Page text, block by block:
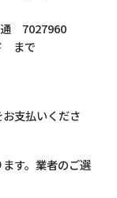
7027960
まで
支払いくださ
す。業者のご選